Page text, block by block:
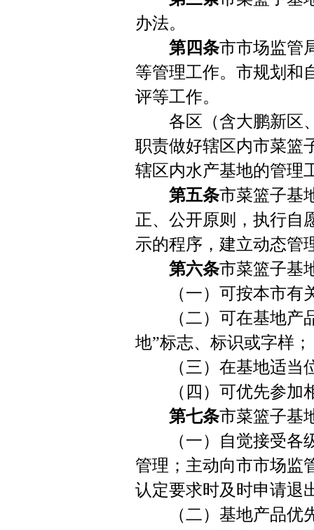
办法。
第四条市市场监管
等管理工作。市规划和
评等工作。
各区（含大鹏新区、
职责做好辖区内市菜篮
辖区内水产基地的管理
第五条市菜篮子基
正、公开原则，执行自
示的程序，建立动态管
第六条市菜篮子基
（一）可按本市有关
（二）可在基地产品
地”标志、标识或字样；
（三）在基地适当位
（四）可优先参加相
第七条市菜篮子基
（一）自觉接受各级
管理；主动向市市场监
认定要求时及时申请退
（二）基地产品优先